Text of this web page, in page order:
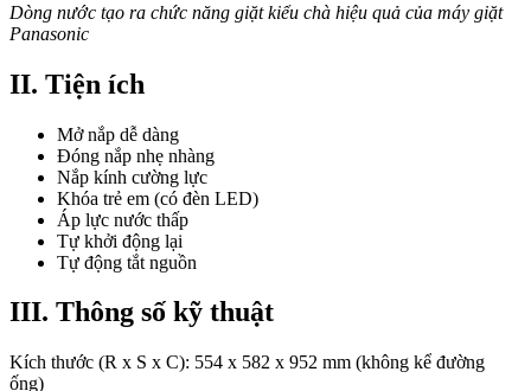
Dòng nước tạo ra chức năng giặt kiểu chà hiệu quả của máy giặt
Panasonic
II. Tiện ích
Mở nắp dễ dàng
Đóng nắp nhẹ nhàng
Nắp kính cường lực
Khóa trẻ em (có đèn LED)
Áp lực nước thấp
Tự khởi động lại
Tự động tắt nguồn
III. Thông số kỹ thuật
Kích thước (R x S x C): 554 x 582 x 952 mm (không kể đường
ống)